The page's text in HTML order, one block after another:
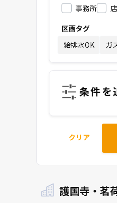
事務所
区画タグ
給排水OK
ガ
条件を
クリア
護国寺・茗